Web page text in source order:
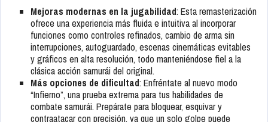
Mejoras modernas en la jugabilidad: Esta remasterización
ofrece una experiencia más fluida e intuitiva al incorporar
funciones como controles refinados, cambio de arma sin
interrupciones, autoguardado, escenas cinemáticas evitables
y gráficos en alta resolución, todo manteniéndose fiel a la
clásica acción samurái del original.
Más opciones de dificultad: Enfréntate al nuevo modo
“Infierno”, una prueba extrema para tus habilidades de
combate samurái. Prepárate para bloquear, esquivar y
contraatacar con precisión, ya que un solo golpe puede